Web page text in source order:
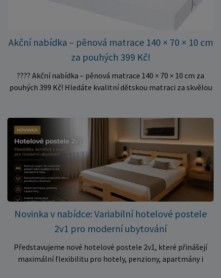
Akční nabídka – pěnová matrace 140 × 70 × 10 cm
za pouhých 399 Kč!
???? Akční nabídka – pěnová matrace 140 × 70 × 10 cm za
pouhých 399 Kč! Hledáte kvalitní dětskou matraci za skvělou
✅ Pohodlné pěnové jádro pro komfortní spánek dítěte ✅
Skvělá volba do dětských postýlek ✅ Výjimečně výhodná cena
– jen 399 Kč Využijte této mimořádné nabídky a pořiďte
kvalitní matraci za cenu, která patří k nejvýhodnějším na
trhu. Akce platí pouze do vyprodání zásob. Nakupujte chytře a
ušetřete!
Novinka v nabídce: Variabilní hotelové postele
2v1 pro moderní ubytování
Představujeme nové hotelové postele 2v1, které přinášejí
maximální flexibilitu pro hotely, penziony, apartmány i